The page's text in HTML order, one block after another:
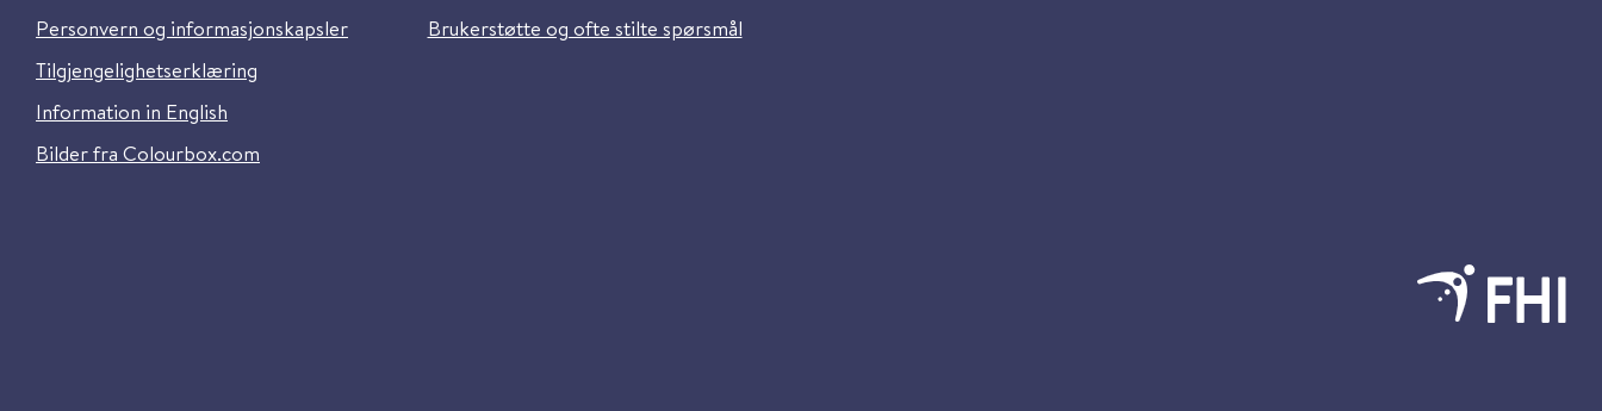
Personvern og informasjonskapsler
Tilgjengelighetserklæring
Information in English
Bilder fra Colourbox.com
Brukerstøtte og ofte stilte spørsmål